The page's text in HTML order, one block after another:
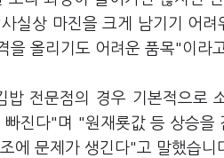
실상 마진을 크게 남기기 어
을 올리기도 어려운 품목"이라
전문점의 경우 기본적으로
진다"며 "원재룟값 등 상승
에 문제가 생긴다"고 말했습니